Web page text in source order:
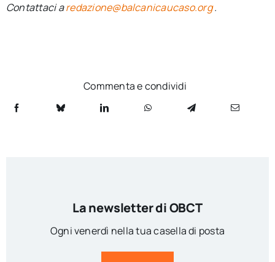
Contattaci aredazione@balcanicaucaso.org.
Commenta e condividi
La newsletter di OBCT
Ogni venerdì nella tua casella di posta